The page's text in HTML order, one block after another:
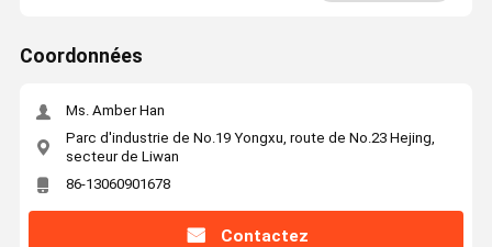
Coordonnées
Ms. Amber Han
Parc d'industrie de No.19 Yongxu, route de No.23 Hejing,
secteur de Liwan
86-13060901678
Contactez